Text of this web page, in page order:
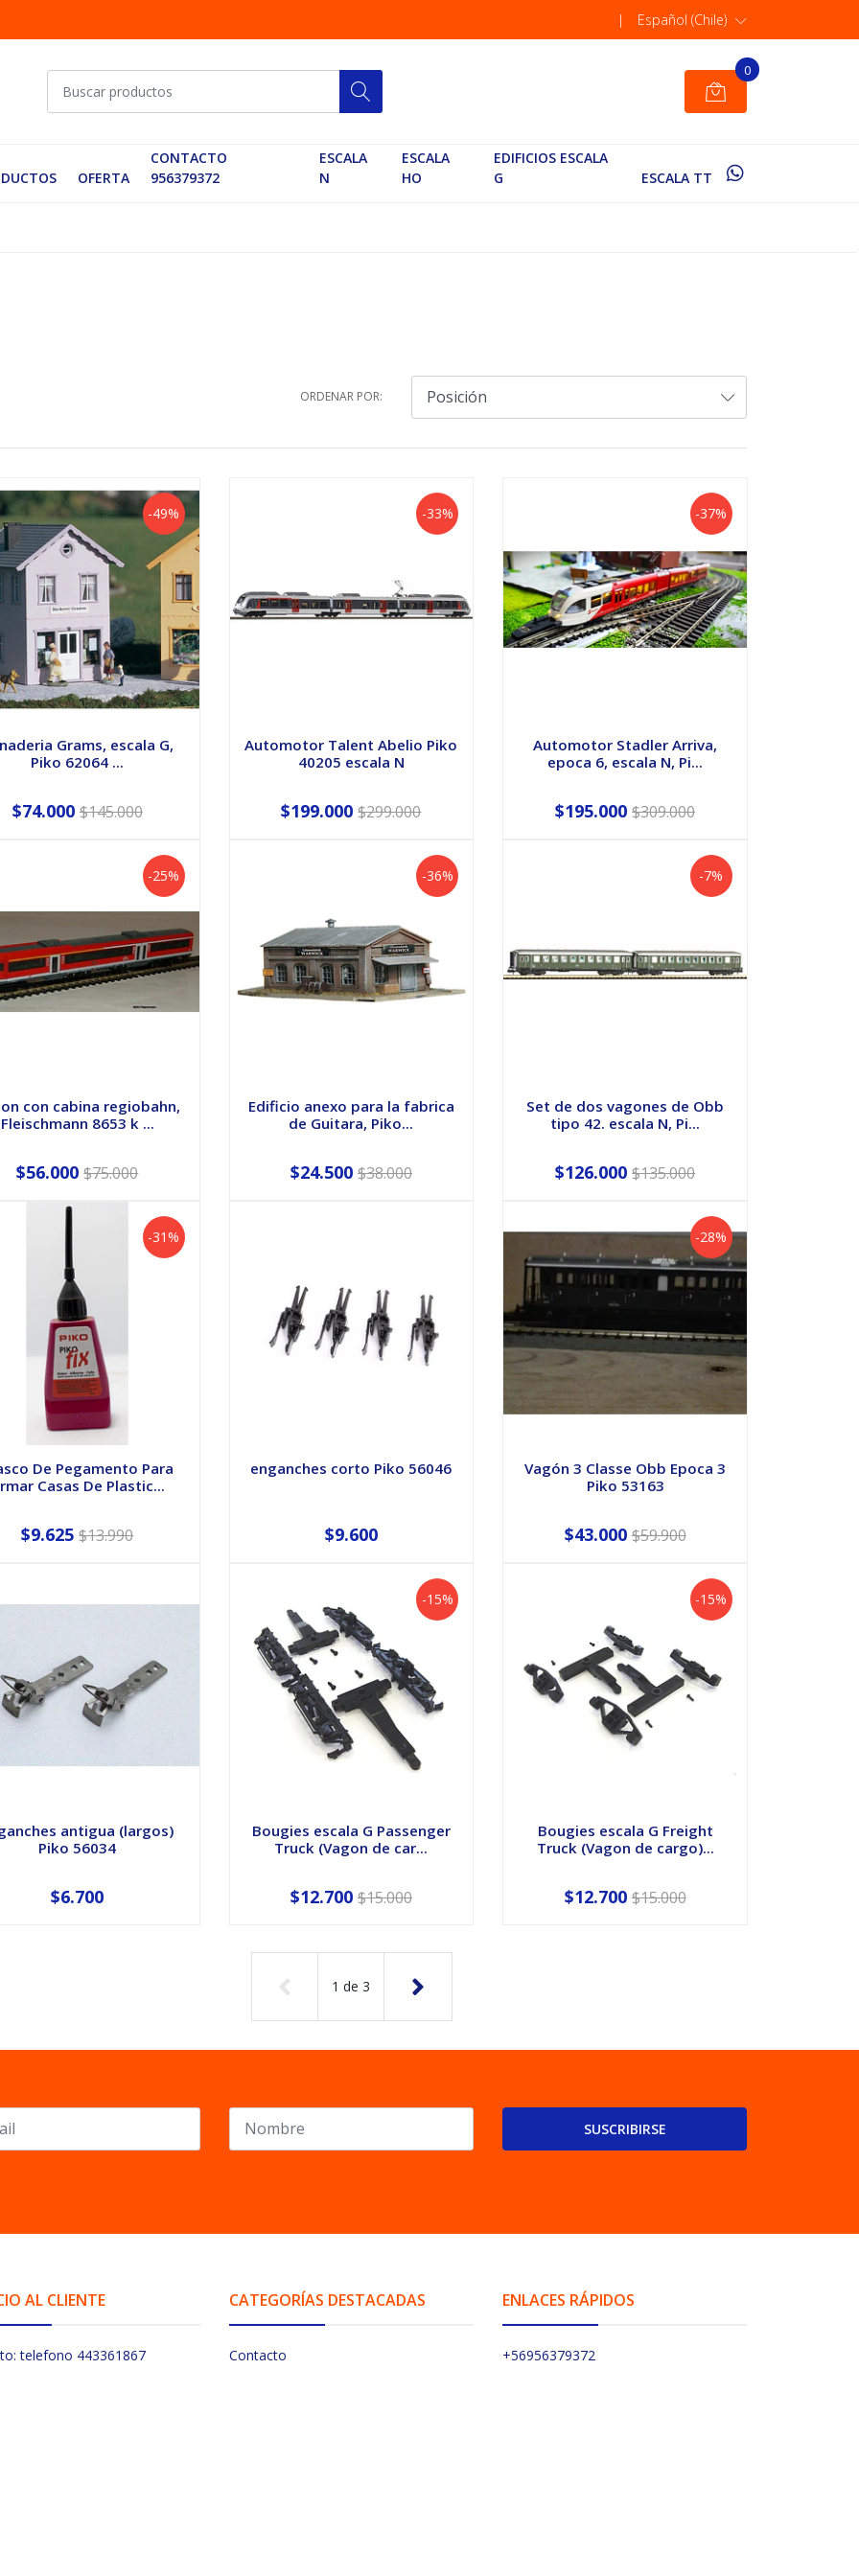
| Español (Chile)
0
OFERTA
CONTACTO
956379372
ESCALA
N
ESCALA
HO
EDIFICIOS ESCALA
G
ESCALA TT
ORDENAR POR:
-49%
Grams, escala G,
Piko 62064 ...
$74.000 $145.000
-33%
Automotor Talent Abelio Piko
40205 escala N
$199.000 $299.000
-37%
Automotor Stadler Arriva,
epoca 6, escala N, Pi...
$195.000 $309.000
-25%
con cabina regiobahn,
Fleischmann 8653 k ...
$56.000 $75.000
-36%
Edificio anexo para la fabrica
de Guitara, Piko...
$24.500 $38.000
-7%
Set de dos vagones de Obb
tipo 42. escala N, Pi...
$126.000 $135.000
-31%
De Pegamento Para
Casas De Plastic...
$9.625 $13.990
enganches corto Piko 56046
$9.600
-28%
Vagón 3 Classe Obb Epoca 3
Piko 53163
$43.000 $59.900
antigua (largos)
Piko 56034
$6.700
-15%
Bougies escala G Passenger
Truck (Vagon de car...
$12.700 $15.000
-15%
Bougies escala G Freight
Truck (Vagon de cargo)...
$12.700 $15.000
1 de 3
SUSCRIBIRSE
AL CLIENTE
telefono 443361867
CATEGORÍAS DESTACADAS
Contacto
ENLACES RÁPIDOS
+56956379372